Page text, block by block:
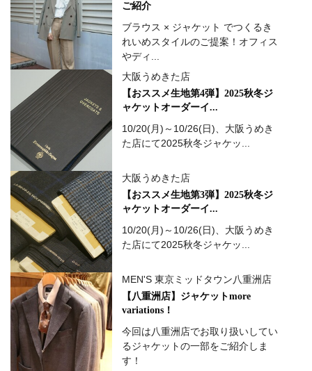
ご紹介
ブラウス × ジャケット でつくるき
れいめスタイルのご提案！オフィス
やディ...
大阪うめきた店
【おススメ生地第4弾】2025秋冬ジ
ャケットオーダーイ...
10/20(月)～10/26(日)、大阪うめき
た店にて2025秋冬ジャケッ...
大阪うめきた店
【おススメ生地第3弾】2025秋冬ジ
ャケットオーダーイ...
10/20(月)～10/26(日)、大阪うめき
た店にて2025秋冬ジャケッ...
MEN'S 東京ミッドタウン八重洲店
【八重洲店】ジャケットmore
variations！
今回は八重洲店でお取り扱いしてい
るジャケットの一部をご紹介しま
す！